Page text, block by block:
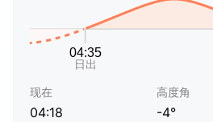
现在
04:18
高度角
-4°